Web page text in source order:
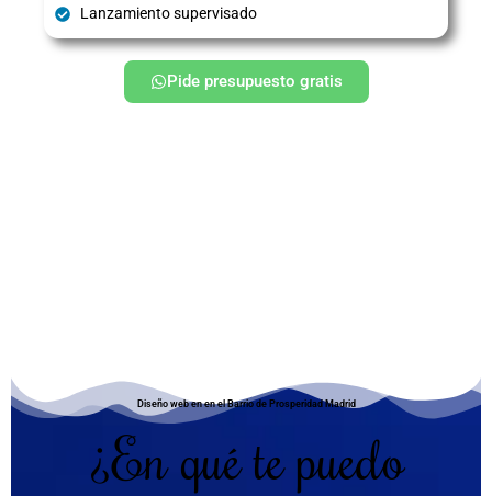
Lanzamiento supervisado
Pide presupuesto gratis
Diseño web en en el Barrio de Prosperidad Madrid
¿En qué te puedo